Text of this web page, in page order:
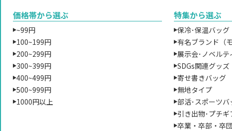
価格帯から選ぶ
~99円
100~199円
200~299円
300~399円
400~499円
500~999円
1000円以上
特集から選ぶ
保冷･保温バッグ
有名ブランド（モ
展示会･ノベルテ
SDGs関連グッズ
寄せ書きバッグ
無地タイプ
部活･スポーツバ
引き出物･プチギ
卒業・卒部・卒
トート
や形状
知識を
考にして